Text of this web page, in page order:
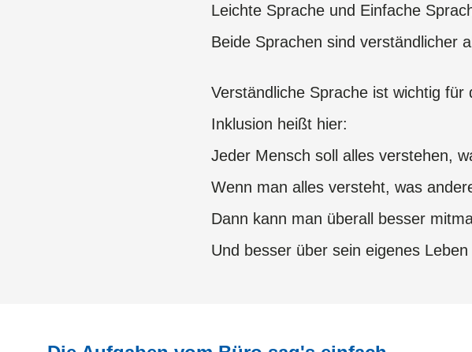
Leichte Sprache und Einfache
Beide Sprachen sind verständlicher
Verständliche Sprache ist wichtig für
​​​​​​​Inklusion heißt hier:
​​​​​​​Jeder Mensch soll alles verstehen,
Wenn man alles versteht, was
Dann kann man überall besser
Und besser über sein eigenes